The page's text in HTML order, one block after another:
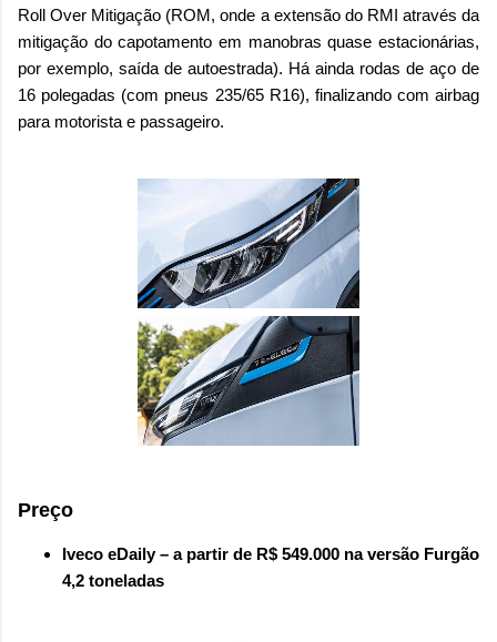
Roll Over Mitigação (ROM, onde a extensão do RMI através da
mitigação do capotamento em manobras quase estacionárias,
por exemplo, saída de autoestrada). Há ainda rodas de aço de
16 polegadas (com pneus 235/65 R16), finalizando com airbag
para motorista e passageiro.
Preço
Iveco eDaily – a partir de R$ 549.000 na versão Furgão
4,2 toneladas